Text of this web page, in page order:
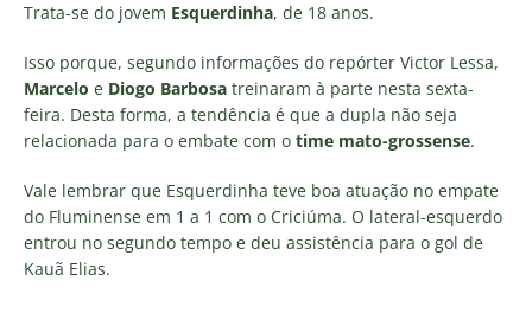
Trata-se do jovem Esquerdinha, de 18 anos.
Isso porque, segundo informações do repórter Victor Lessa,
Marcelo e Diogo Barbosa treinaram à parte nesta sexta-
feira. Desta forma, a tendência é que a dupla não seja
relacionada para o embate com o time mato-grossense.
Vale lembrar que Esquerdinha teve boa atuação no empate
do Fluminense em 1 a 1 com o Criciúma. O lateral-esquerdo
entrou no segundo tempo e deu assistência para o gol de
Kauã Elias.